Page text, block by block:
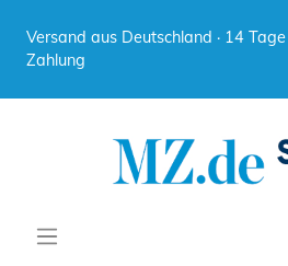
Versand aus Deutschland · 14
Zahlung